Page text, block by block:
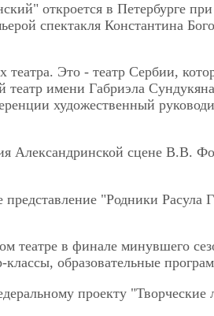
откроется в Петербурге при
спектакля Константина
Это - театр Сербии,
театр имени Габриэла
художественный
Александринской сцене В.В.
"Родники Расула
театре в финале минувшего
образовательные
проекту